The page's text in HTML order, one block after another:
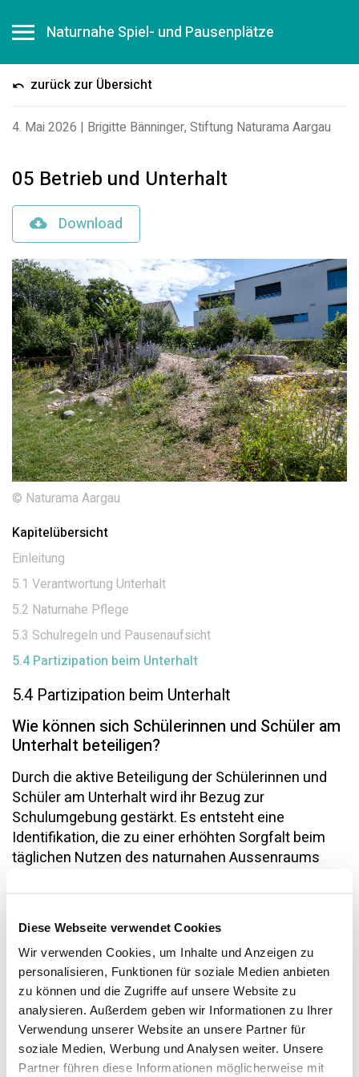
Diese Webseite verwendet Cookies
Wir verwenden Cookies, um Inhalte und Anzeigen zu
personalisieren, Funktionen für soziale Medien anbieten
zu können und die Zugriffe auf unsere Website zu
analysieren. Außerdem geben wir Informationen zu Ihrer
Verwendung unserer Website an unsere Partner für
soziale Medien, Werbung und Analysen weiter. Unsere
Partner führen diese Informationen möglicherweise mit
Naturnahe Spiel- und Pausenplätze
zurück zur Übersicht
4. Mai 2026 | Brigitte Bänninger, Stiftung Naturama Aargau
05 Betrieb und Unterhalt
Download
© Naturama Aargau
Kapitelübersicht
Einleitung
5.1 Verantwortung Unterhalt
5.2 Naturnahe Pflege
5.3 Schulregeln und Pausenaufsicht
5.4 Partizipation beim Unterhalt
5.4 Partizipation beim Unterhalt
Wie können sich Schülerinnen und Schüler am
Unterhalt beteiligen?
Durch die aktive Beteiligung der Schülerinnen und
Schüler am Unterhalt wird ihr Bezug zur
Schulumgebung gestärkt. Es entsteht eine
Identifikation, die zu einer erhöhten Sorgfalt beim
täglichen Nutzen des naturnahen Aussenraums
Forschungsaufträgen innerhalb des Fachs NMG)
vergrössert das Verständnis für den Unterhalt und
beeinflusst den Umgang mit dem naturnahen
Pausenplatz umso positiver: Schülerinnen und
Schüler setzen sich mit dem Thema Biodiversität
auseinander, eignen sich Wissen an über
unterschiedliche Tiere und ihre Lebensräume rund
ums Schulhaus, lernen zu beobachten, zu